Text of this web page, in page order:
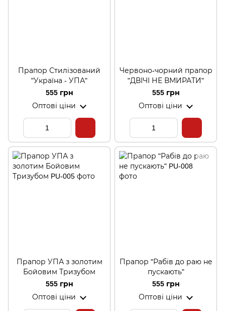
Прапор Стилізований
"Україна - УПА"
555 грн
Оптові ціни
Червоно-чорний прапор
"ДВІЧІ НЕ ВМИРАТИ"
555 грн
Оптові ціни
Прапор УПА з золотим
Бойовим Тризубом
555 грн
Оптові ціни
Прапор "Рабів до раю не
пускають"
555 грн
Оптові ціни